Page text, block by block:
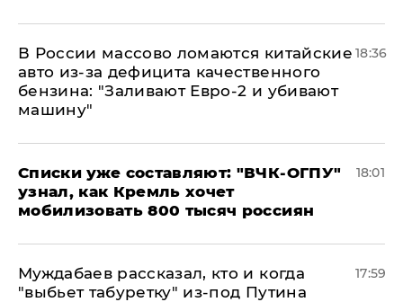
В России массово ломаются китайские
авто из-за дефицита качественного
бензина: "Заливают Евро-2 и убивают
машину"
18:36
Списки уже составляют: "ВЧК-ОГПУ"
узнал, как Кремль хочет
мобилизовать 800 тысяч россиян
18:01
Муждабаев рассказал, кто и когда
"выбьет табуретку" из-под Путина
17:59